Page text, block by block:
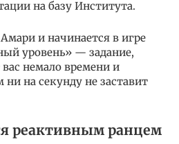
на базу Института.
и начинается в игре
уровень» — задание,
немало времени и
на секунду не заставит
реактивным ранцем